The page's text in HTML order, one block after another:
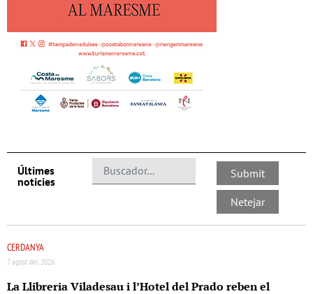
Últimes
noticies
CERDANYA
7 agost del 2026
La Llibreria Viladesau i l’Hotel del Prado reben el